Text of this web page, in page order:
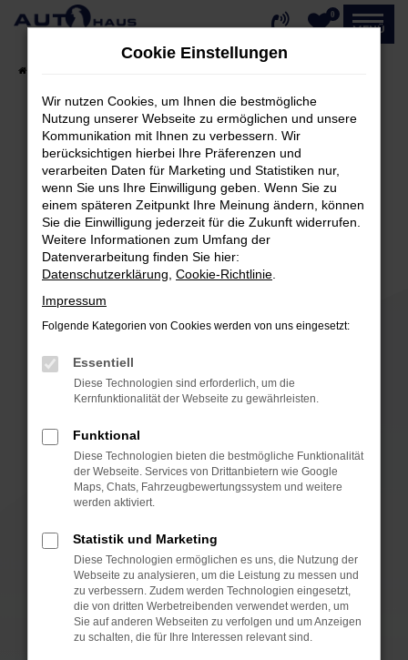
Zum
0
MENÜ
Fehler: Network Error
Beim Laden ist ein Fehler aufgetreten.
Hier sind ein paar Tipps, die dir helfen können:
Überprüfe deine Firewall und deine
Internetverbindung.
Laden andere Webseiten, zum Beispiel deine
Suchmaschine?
Prüfe deine Browsererweiterungen.
können das Laden bestimmter Seiten
verhindern. Funktioniert die Seite in einem
anderen Browser oder in einem privaten
Fenster?
Starte dein Gerät neu.
Das kann manchmal helfen, vorübergehende
Probleme zu beheben.
Betriebssystem auf dem neuesten Stand
sind.
Veraltete Software birgt nicht nur ein
Sicherheitsrisiko, sondern kann auch dazu
führen, dass bestimmte Funktionen nicht mehr
unterstützt werden.
Cookie Einstellungen
Wir nutzen Cookies, um Ihnen die bestmögliche
Nutzung unserer Webseite zu ermöglichen und unsere
Kommunikation mit Ihnen zu verbessern. Wir
berücksichtigen hierbei Ihre Präferenzen und
verarbeiten Daten für Marketing und Statistiken nur,
wenn Sie uns Ihre Einwilligung geben. Wenn Sie zu
einem späteren Zeitpunkt Ihre Meinung ändern, können
Sie die Einwilligung jederzeit für die Zukunft widerrufen.
Weitere Informationen zum Umfang der
Datenverarbeitung finden Sie hier:
Datenschutzerklärung Cookie-Richtlinie
Impressum
Folgende Kategorien von Cookies werden von uns eingesetzt:
Essentiell
Diese Technologien sind erforderlich, um die
Kernfunktionalität der Webseite zu gewährleisten.
Funktional
Diese Technologien bieten die bestmögliche Funktionalität
der Webseite. Services von Drittanbietern wie Google
Maps, Chats, Fahrzeugbewertungssystem und weitere
werden aktiviert.
Statistik und Marketing
Diese Technologien ermöglichen es uns, die Nutzung der
Webseite zu analysieren, um die Leistung zu messen und
zu verbessern. Zudem werden Technologien eingesetzt,
die von dritten Werbetreibenden verwendet werden, um
Sie auf anderen Webseiten zu verfolgen und um Anzeigen
zu schalten, die für Ihre Interessen relevant sind.